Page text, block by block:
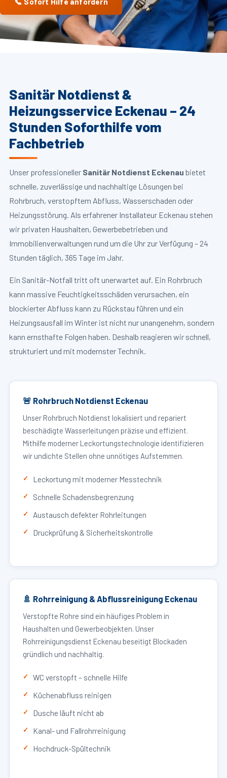
Sanitär Notdienst &
Heizungsservice Eckenau – 24
Stunden Soforthilfe vom
Fachbetrieb
Unser professioneller Sanitär Notdienst Eckenau bietet
schnelle, zuverlässige und nachhaltige Lösungen bei
Rohrbruch, verstopftem Abfluss, Wasserschaden oder
Heizungsstörung. Als erfahrener Installateur Eckenau stehen
wir privaten Haushalten, Gewerbebetrieben und
Immobilienverwaltungen rund um die Uhr zur Verfügung – 24
Stunden täglich, 365 Tage im Jahr.
Ein Sanitär-Notfall tritt oft unerwartet auf. Ein Rohrbruch
kann massive Feuchtigkeitsschäden verursachen, ein
blockierter Abfluss kann zu Rückstau führen und ein
Heizungsausfall im Winter ist nicht nur unangenehm, sondern
kann ernsthafte Folgen haben. Deshalb reagieren wir schnell,
strukturiert und mit modernster Technik.
🚨 Rohrbruch Notdienst Eckenau
Unser Rohrbruch Notdienst lokalisiert und repariert
beschädigte Wasserleitungen präzise und effizient.
Mithilfe moderner Leckortungstechnologie identifizieren
wir undichte Stellen ohne unnötiges Aufstemmen.
Leckortung mit moderner Messtechnik
Schnelle Schadensbegrenzung
Austausch defekter Rohrleitungen
Druckprüfung & Sicherheitskontrolle
🚿 Rohrreinigung & Abflussreinigung Eckenau
Verstopfte Rohre sind ein häufiges Problem in
Haushalten und Gewerbeobjekten. Unser
Rohrreinigungsdienst Eckenau beseitigt Blockaden
gründlich und nachhaltig.
WC verstopft – schnelle Hilfe
Küchenabfluss reinigen
Dusche läuft nicht ab
Kanal- und Fallrohrreinigung
Hochdruck-Spültechnik